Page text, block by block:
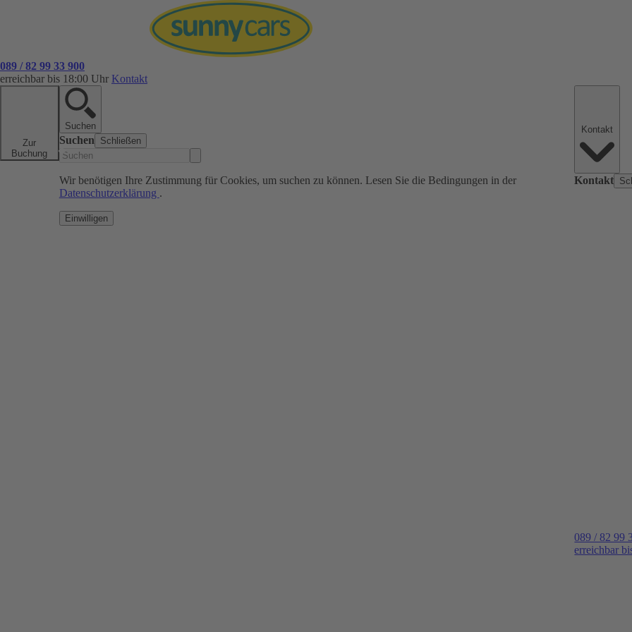
089 / 82 99 33 900
erreichbar bis 18:00 Uhr Kontakt
Zur
Buchung
Suchen
Suchen Schließen
Wir benötigen Ihre Zustimmung für Cookies, um suchen zu können. Lesen Sie die Bedingungen in der
Datenschutzerklärung .
Einwilligen
Kontakt
089 / 82 99
erreichbar